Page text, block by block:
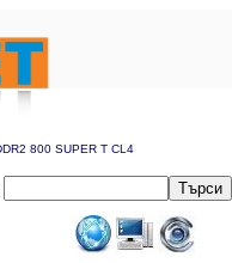
800 SUPER T CL4
Търси